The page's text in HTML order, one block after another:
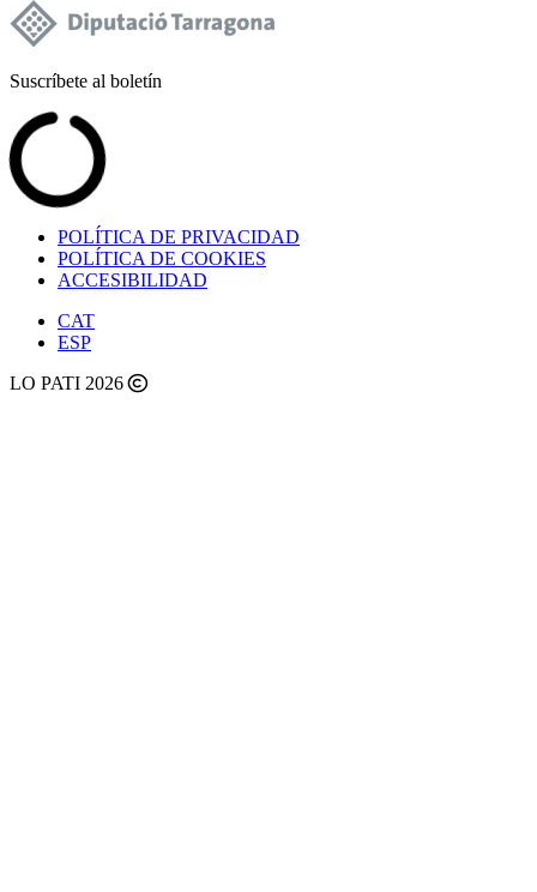
Suscríbete al boletín
POLÍTICA DE PRIVACIDAD
POLÍTICA DE COOKIES
ACCESIBILIDAD
CAT
ESP
LO PATI 2026